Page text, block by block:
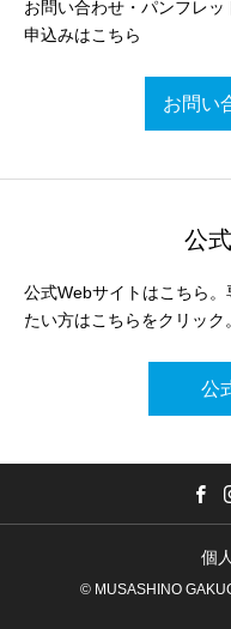
お問い合わせ・パンフレ
申込みはこちら
お問い
公
公式Webサイトはこちら
たい方はこちらをクリック。
公
個
© MUSASHINO